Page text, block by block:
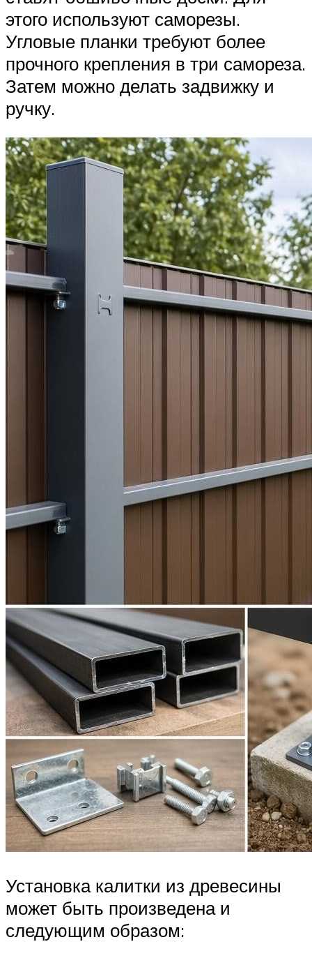
этого используют саморезы.
Угловые планки требуют более
прочного крепления в три самореза.
Затем можно делать задвижку и
ручку.
Установка калитки из древесины
может быть произведена и
следующим образом: